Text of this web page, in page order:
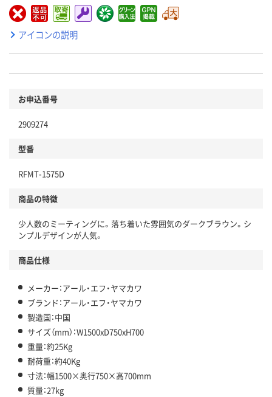
アイコンの説明
お申込番号
2909274
型番
RFMT-1575D
商品の特徴
少人数のミーティングに。落ち着いた雰囲気のダークブラウン。シ
ンプルデザインが人気。
商品仕様
メーカー：アール・エフ・ヤマカワ
ブランド：アール・エフ・ヤマカワ
製造国：中国
サイズ（mm）：W1500xD750xH700
重量：約25Kg
耐荷重：約40Kg
寸法：幅1500×奥行750×高700mm
質量：27kg